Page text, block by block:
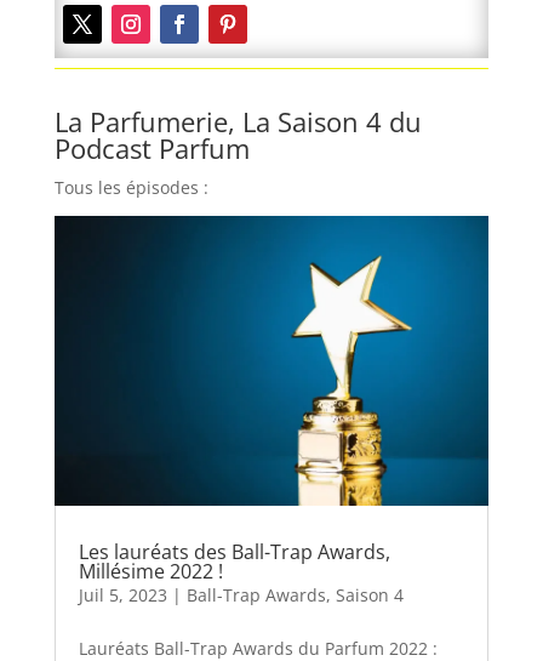
La Parfumerie, La Saison 4 du
Podcast Parfum
Tous les épisodes :
Les lauréats des Ball-Trap Awards,
Millésime 2022 !
Juil 5, 2023 | Ball-Trap Awards, Saison 4
Lauréats Ball-Trap Awards du Parfum 2022 :